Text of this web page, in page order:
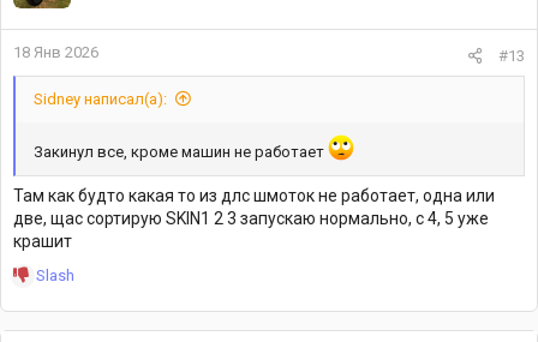
и
:
18 Янв 2026 #13
Sidney написал(а):
Закинул все, кроме машин не работает
Там как будто какая то из длс шмоток не работает, одна или
две, щас сортирую SKIN1 2 3 запускаю нормально, с 4, 5 уже
крашит
Р
а
Slash